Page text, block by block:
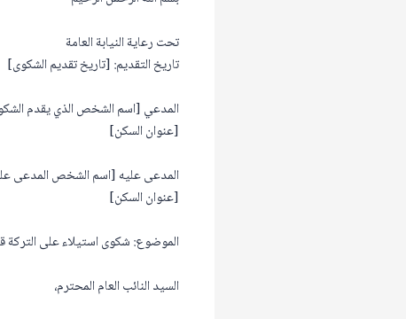
تحت رعاية النيابة العامة
تاريخ التقديم: [تاريخ تقديم الشكوى]
المدعي [اسم الشخص الذي يقدم
[عنوان السكن]
المدعى عليه [اسم الشخص المدعى
[عنوان السكن]
الموضوع: شكوى استيلاء على التركة
السيد النائب العام المحترم،